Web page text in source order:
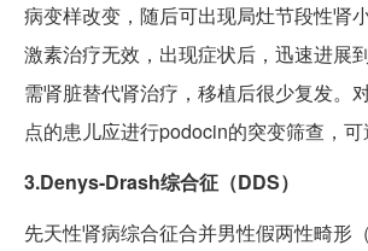
病变样改变，随后可出现局灶节段性肾
激素治疗无效，出现症状后，迅速进展
需肾脏替代肾治疗，移植后很少复发。
点的患儿应进行podocin的突变筛查，可
3.Denys-Drash综合征（DDS）
先天性肾病综合征合并男性假两性畸形